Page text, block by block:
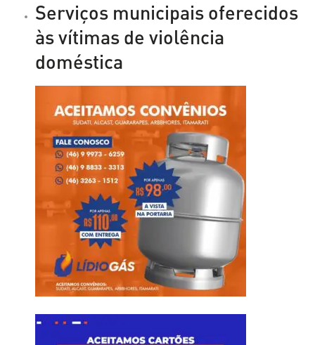
Serviços municipais oferecidos
às vítimas de violência
doméstica